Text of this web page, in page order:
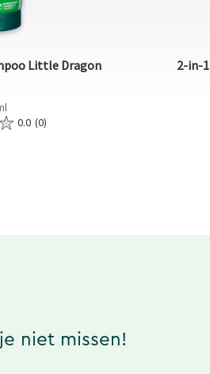
Little Dragon
0.0 (0)
2-in-
niet missen!